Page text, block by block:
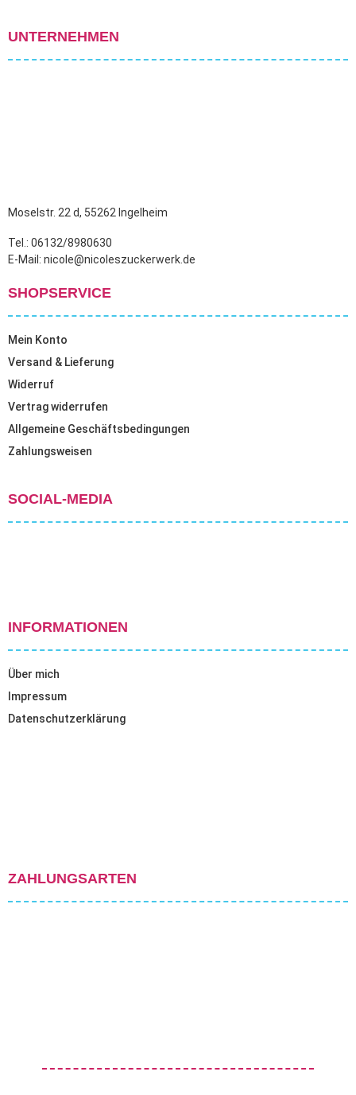
UNTERNEHMEN
Moselstr. 22 d, 55262 Ingelheim
Tel.: 06132/8980630
E-Mail: nicole@nicoleszuckerwerk.de
SHOPSERVICE
Mein Konto
Versand & Lieferung
Widerruf
Vertrag widerrufen
Allgemeine Geschäftsbedingungen
Zahlungsweisen
SOCIAL-MEDIA
INFORMATIONEN
Über mich
Impressum
Datenschutzerklärung
ZAHLUNGSARTEN